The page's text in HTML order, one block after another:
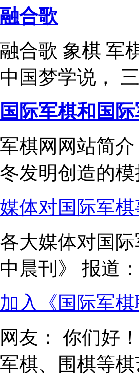
合歌
合歌 象棋 军
国梦学说，
际军棋和国
棋网网站简
发明创造的
体对国际军
大媒体对国
中晨刊》 报道
入《国际军
友： 你们好
棋、围棋等